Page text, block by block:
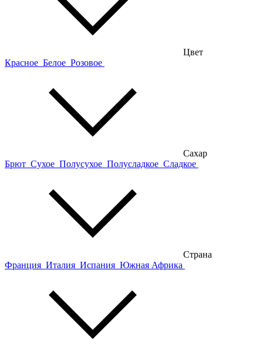
Цвет
Красное Белое Розовое
Сахар
Брют Сухое Полусухое Полусладкое Сладкое
Страна
Франция Италия Испания Южная Африка